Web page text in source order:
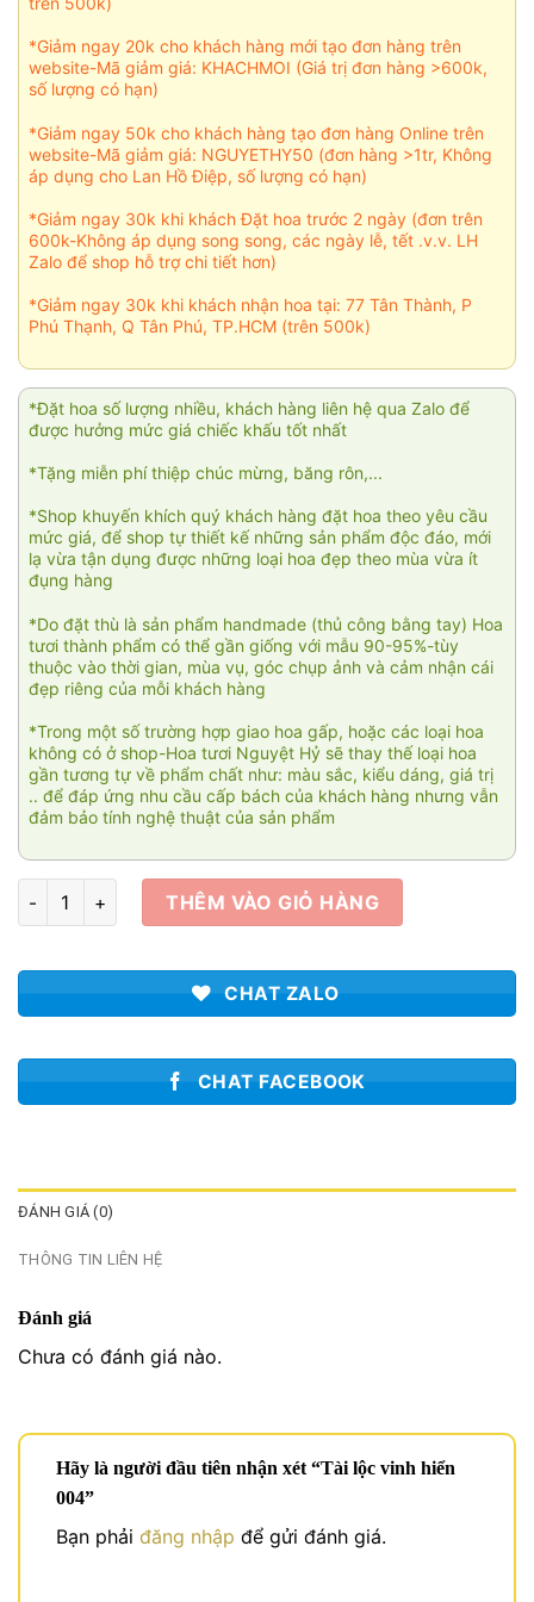
*Giảm ngay 20k cho khách hàng mới tạo đơn hàng trên
website-Mã giảm giá: KHACHMOI (Giá trị đơn hàng >600k,
số lượng có hạn)
*Giảm ngay 50k cho khách hàng tạo đơn hàng Online trên
website-Mã giảm giá: NGUYETHY50 (đơn hàng >1tr, Không
áp dụng cho Lan Hồ Điệp, số lượng có hạn)
*Giảm ngay 30k khi khách Đặt hoa trước 2 ngày (đơn trên
600k-Không áp dụng song song, các ngày lễ, tết .v.v. LH
Zalo để shop hỗ trợ chi tiết hơn)
*Giảm ngay 30k khi khách nhận hoa tại: 77 Tân Thành, P
Phú Thạnh, Q Tân Phú, TP.HCM (trên 500k)
*Đặt hoa số lượng nhiều, khách hàng liên hệ qua Zalo để
được hưởng mức giá chiếc khấu tốt nhất
*Tặng miễn phí thiệp chúc mừng, băng rôn,...
*Shop khuyến khích quý khách hàng đặt hoa theo yêu cầu
mức giá, để shop tự thiết kế những sản phẩm độc đáo, mới
lạ vừa tận dụng được những loại hoa đẹp theo mùa vừa ít
đụng hàng
*Do đặt thù là sản phẩm handmade (thủ công bằng tay) Hoa
tươi thành phẩm có thể gần giống với mẫu 90-95%-tùy
thuộc vào thời gian, mùa vụ, góc chụp ảnh và cảm nhận cái
đẹp riêng của mỗi khách hàng
*Trong một số trường hợp giao hoa gấp, hoặc các loại hoa
không có ở shop-Hoa tươi Nguyệt Hỷ sẽ thay thế loại hoa
gần tương tự về phẩm chất như: màu sắc, kiểu dáng, giá trị
.. để đáp ứng nhu cầu cấp bách của khách hàng nhưng vẫn
đảm bảo tính nghệ thuật của sản phẩm
Tài lộc vinh hiển 004 số lượngTHÊM VÀO GIỎ HÀNG
CHAT ZALO
CHAT FACEBOOK
ĐÁNH GIÁ (0)
THÔNG TIN LIÊN HỆ
Đánh giá
Chưa có đánh giá nào.
Hãy là người đầu tiên nhận xét “Tài lộc vinh hiển
004”
Bạn phải đăng nhập để gửi đánh giá.